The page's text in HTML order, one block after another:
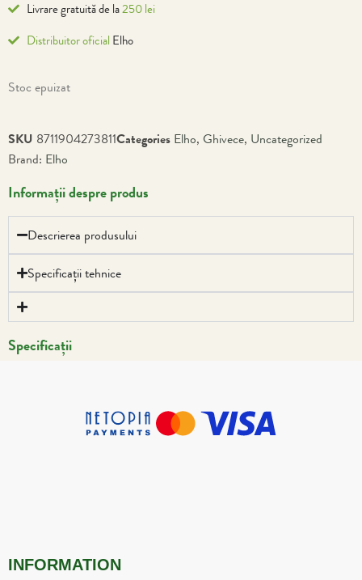
Livrare gratuită de la250 lei
Distribuitor oficial Elho
Stoc epuizat
SKU 8711904273811Categories Elho, Ghivece, Uncategorized
Brand: Elho
Informații despre produs
Descrierea produsului
Specificații tehnice
Specificații
INFORMATION